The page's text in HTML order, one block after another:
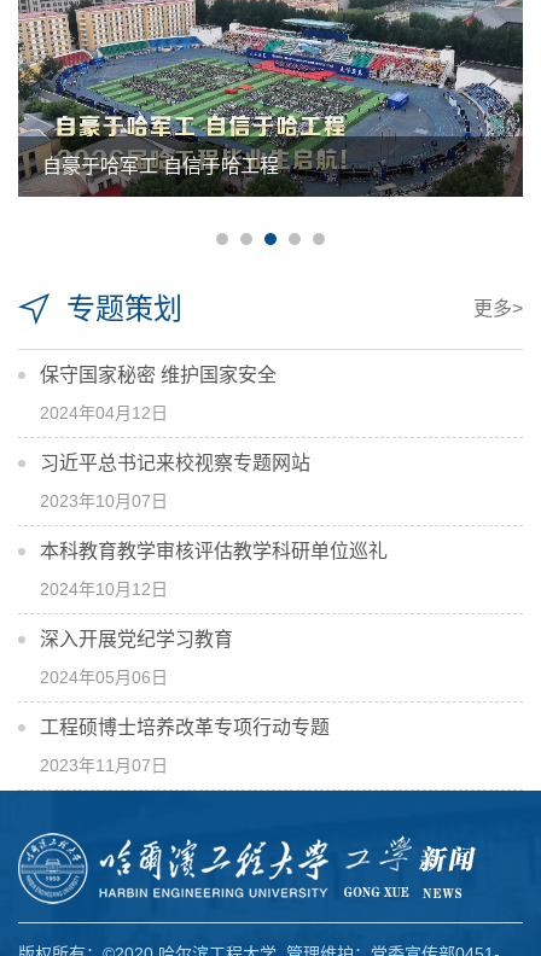
自豪于哈军工 自信于哈工程
专题策划 更多>
保守国家秘密 维护国家安全
2024年04月12日
习近平总书记来校视察专题网站
2023年10月07日
本科教育教学审核评估教学科研单位巡礼
2024年10月12日
深入开展党纪学习教育
2024年05月06日
工程硕博士培养改革专项行动专题
2023年11月07日